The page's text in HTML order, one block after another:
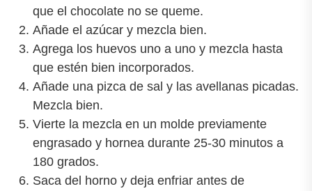
que el chocolate no se queme.
Añade el azúcar y mezcla bien.
Agrega los huevos uno a uno y mezcla hasta
que estén bien incorporados.
Añade una pizca de sal y las avellanas picadas.
Mezcla bien.
Vierte la mezcla en un molde previamente
engrasado y hornea durante 25-30 minutos a
180 grados.
Saca del horno y deja enfriar antes de